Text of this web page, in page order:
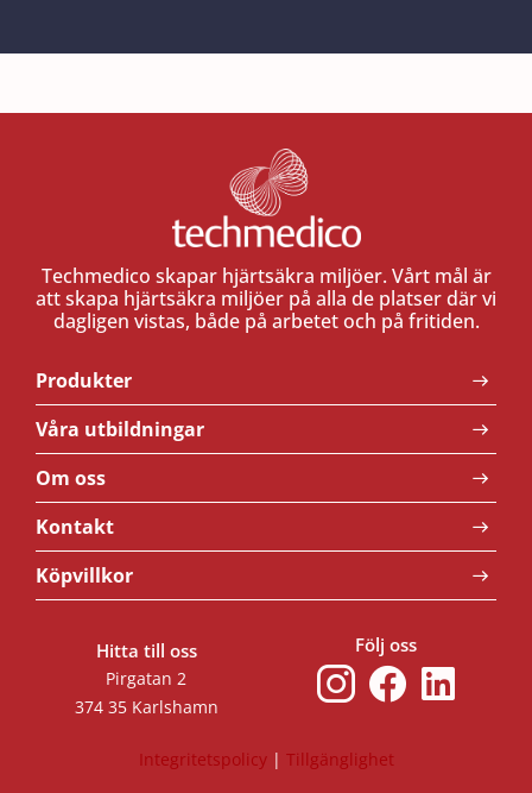
Techmedico skapar hjärtsäkra miljöer. Vårt mål är
att skapa hjärtsäkra miljöer på alla de platser där vi
dagligen vistas, både på arbetet och på fritiden.
Integritetspolicy| Tillgänglighet
Produkter
Våra utbildningar
Om oss
Kontakt
Köpvillkor
Hitta till oss
Pirgatan 2
374 35 Karlshamn
Följ oss